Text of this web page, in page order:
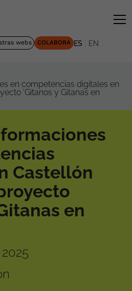
webs COLABORA ES EN
en competencias digitales en
'Gitanos y Gitanas en
Castellón
en